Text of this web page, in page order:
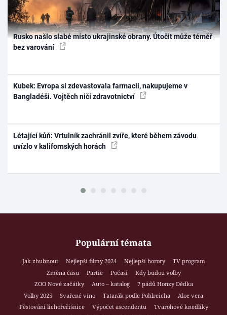
Rusko našlo slabé místo ukrajinské obrany. Útočit může téměř
bez varování
Kubek: Evropa si zdevastovala farmacii, nakupujeme v
Bangladéši. Vojtěch ničí zdravotnictví
Létající kůň: Vrtulník zachránil zvíře, které během závodu
uvízlo v kalifornských horách
Populární témata
Jak zhubnout Nejlepší filmy 2024 Nejlepší horory
TV program
Změna času
Partie Počasí
Kdy budou volby
ZOO Nové začátky
Auto – katalog
7 pádů Honzy Dědka
Volby 2025
Svařené víno Tatarák podle Pohlreicha
Aloe vera
Pěstování lichořeřišnice
Výpočet ascendentu
Tvarohové knedlíky